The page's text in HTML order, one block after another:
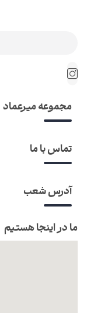
مجموعه میرعماد
تماس با ما
آدرس شعب
ما در اینجا هستیم